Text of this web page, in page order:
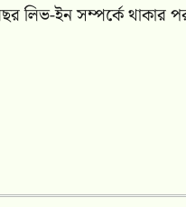
লিভ-ইন সম্পর্কে থাকার